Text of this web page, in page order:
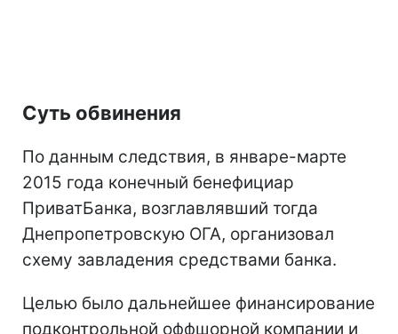
Суть обвинения
По данным следствия, в январе-марте
2015 года конечный бенефициар
ПриватБанка, возглавлявший тогда
Днепропетровскую ОГА, организовал
схему завладения средствами банка.
Целью было дальнейшее финансирование
подконтрольной оффшорной компании и